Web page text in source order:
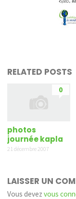
RELATED POSTS
0
photos
journée kapla
21 décembre 2007
LAISSER UN
Vous devezvous